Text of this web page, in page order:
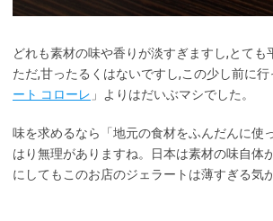
どれも素材の味や香りが淡すぎますし,とても
ただ,甘ったるくはないですし,この少し前に行
ート コローレ 」よりはだいぶマシでした。
味を求めるなら「地元の食材をふんだんに使
はり無理がありますね。日本は素材の味自体
にしてもこのお店のジェラートは薄すぎる気